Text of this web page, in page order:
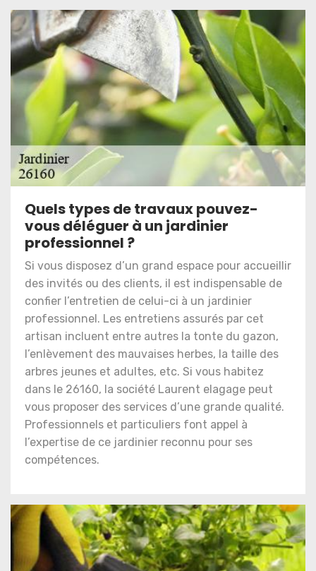
Quels types de travaux pouvez-
vous déléguer à un jardinier
professionnel ?
Si vous disposez d’un grand espace pour accueillir
des invités ou des clients, il est indispensable de
confier l’entretien de celui-ci à un jardinier
professionnel. Les entretiens assurés par cet
artisan incluent entre autres la tonte du gazon,
l’enlèvement des mauvaises herbes, la taille des
arbres jeunes et adultes, etc. Si vous habitez
dans le 26160, la société Laurent elagage peut
vous proposer des services d’une grande qualité.
Professionnels et particuliers font appel à
l’expertise de ce jardinier reconnu pour ses
compétences.